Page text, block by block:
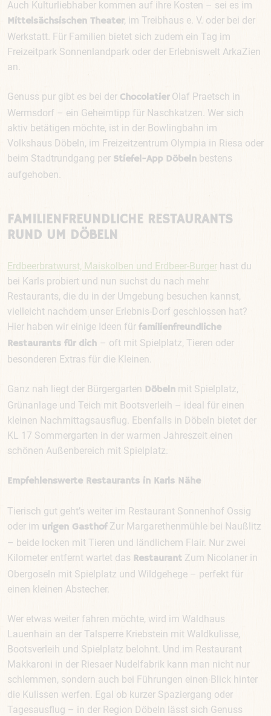
Auch Kulturliebhaber kommen auf ihre Kosten – sei es im
Mittelsächsischen Theater, im Treibhaus e. V. oder bei der
Werkstatt. Für Familien bietet sich zudem ein Tag im
Freizeitpark Sonnenlandpark oder der Erlebniswelt ArkaZien
an.
Genuss pur gibt es bei der ChocolatierOlaf Praetsch in
Wermsdorf – ein Geheimtipp für Naschkatzen. Wer sich
aktiv betätigen möchte, ist in der Bowlingbahn im
Volkshaus Döbeln, im Freizeitzentrum Olympia in Riesa oder
beim Stadtrundgang per Stiefel-App Döbeln bestens
aufgehoben.
FAMILIENFREUNDLICHE RESTAURANTS
RUND UM DÖBELN
Erdbeerbratwurst, Maiskolben und Erdbeer-Burger hast du
bei Karls probiert und nun suchst du nach mehr
Restaurants, die du in der Umgebung besuchen kannst,
vielleicht nachdem unser Erlebnis-Dorf geschlossen hat?
Hier haben wir einige Ideen für familienfreundliche
Restaurants für dich – oft mit Spielplatz, Tieren oder
besonderen Extras für die Kleinen.
Ganz nah liegt der Bürgergarten Döbeln mit Spielplatz,
Grünanlage und Teich mit Bootsverleih – ideal für einen
kleinen Nachmittagsausflug. Ebenfalls in Döbeln bietet der
KL 17 Sommergarten in der warmen Jahreszeit einen
schönen Außenbereich mit Spielplatz.
Empfehlenswerte Restaurants in Karls Nähe
Tierisch gut geht’s weiter im Restaurant Sonnenhof Ossig
oder im urigen GasthofZur Margarethenmühle bei Naußlitz
– beide locken mit Tieren und ländlichem Flair. Nur zwei
Kilometer entfernt wartet das Restaurant Zum Nicolaner in
Obergoseln mit Spielplatz und Wildgehege – perfekt für
einen kleinen Abstecher.
Wer etwas weiter fahren möchte, wird im Waldhaus
Lauenhain an der Talsperre Kriebstein mit Waldkulisse,
Bootsverleih und Spielplatz belohnt. Und im Restaurant
Makkaroni in der Riesaer Nudelfabrik kann man nicht nur
schlemmen, sondern auch bei Führungen einen Blick hinter
die Kulissen werfen. Egal ob kurzer Spaziergang oder
Tagesausflug – in der Region Döbeln lässt sich Genuss